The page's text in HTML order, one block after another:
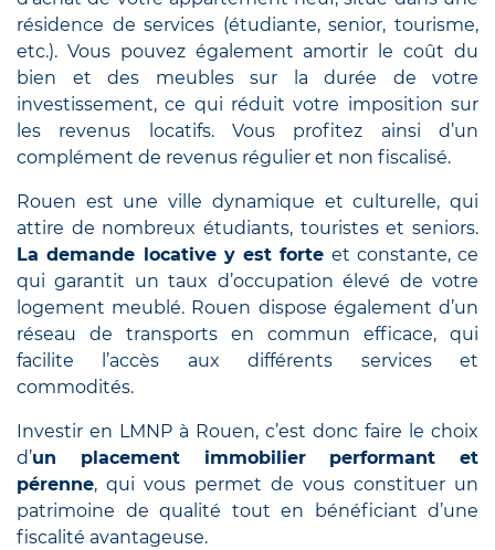
résidence de services (étudiante, senior, tourisme,
etc.). Vous pouvez également amortir le coût du
bien et des meubles sur la durée de votre
investissement, ce qui réduit votre imposition sur
les revenus locatifs. Vous profitez ainsi d’un
complément de revenus régulier et non fiscalisé.
Rouen est une ville dynamique et culturelle, qui
attire de nombreux étudiants, touristes et seniors.
La demande locative y est forte et constante, ce
qui garantit un taux d’occupation élevé de votre
logement meublé. Rouen dispose également d’un
réseau de transports en commun efficace, qui
facilite l’accès aux différents services et
commodités.
Investir en LMNP à Rouen, c’est donc faire le choix
d’un placement immobilier performant et
pérenne, qui vous permet de vous constituer un
patrimoine de qualité tout en bénéficiant d’une
fiscalité avantageuse.